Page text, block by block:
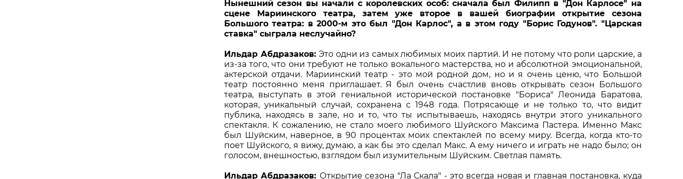
Нынешний сезон вы начали с королевских особ: сначала был Филипп в "Дон Карлосе" на
сцене Мариинского театра, затем уже второе в вашей биографии открытие сезона
Большого театра: в 2000-м это был "Дон Карлос", а в этом году "Борис Годунов". "Царская
ставка" сыграла неслучайно?
Ильдар Абдразаков:Это одни из самых любимых моих партий. И не потому что роли царские, а
из-за того, что они требуют не только вокального мастерства, но и абсолютной эмоциональной,
актерской отдачи. Мариинский театр - это мой родной дом, но и я очень ценю, что Большой
театр постоянно меня приглашает. Я был очень счастлив вновь открывать сезон Большого
театра, выступать в этой гениальной исторической постановке "Бориса" Леонида Баратова,
которая, уникальный случай, сохранена с 1948 года. Потрясающе и не только то, что видит
публика, находясь в зале, но и то, что ты испытываешь, находясь внутри этого уникального
спектакля. К сожалению, не стало моего любимого Шуйского Максима Пастера. Именно Макс
был Шуйским, наверное, в 90 процентах моих спектаклей по всему миру. Всегда, когда кто-то
поет Шуйского, я вижу, думаю, а как бы это сделал Макс. А ему ничего и играть не надо было; он
голосом, внешностью, взглядом был изумительным Шуйским. Светлая память.
Ильдар Абдразаков: Открытие сезона "Ла Скала" - это всегда новая и главная постановка, куда